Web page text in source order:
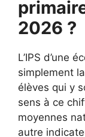
2026 ?
L’IPS d’une
simplement
élèves qui y
sens à ce
moyennes
autre